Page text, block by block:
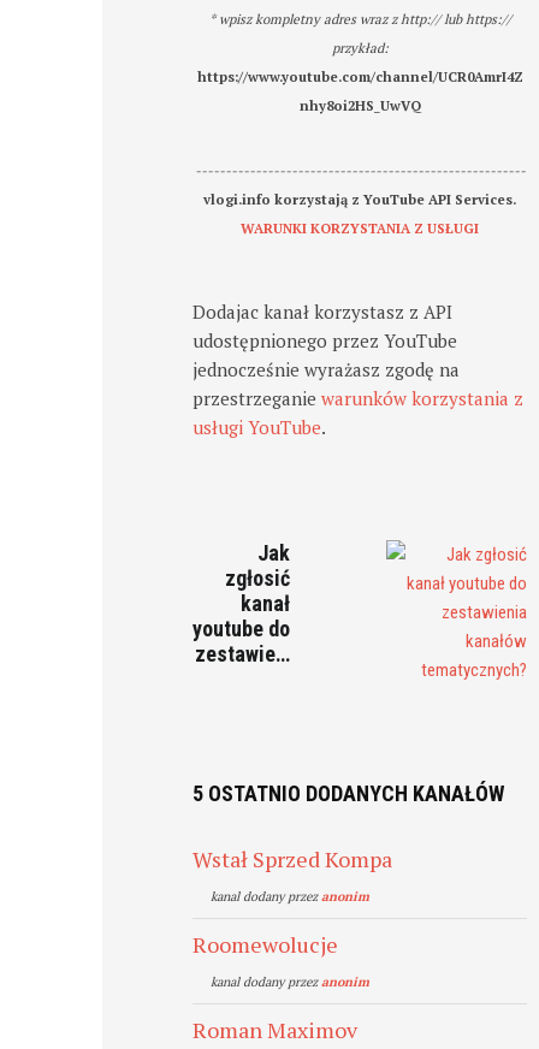
* wpisz kompletny adres wraz z http:// lub https://
przykład:
https://www.youtube.com/channel/UCR0AmrI4Z
nhy8oi2HS_UwVQ
-------------------------------------------------------
vlogi.info korzystają z YouTube API Services.
WARUNKI KORZYSTANIA Z USŁUGI
Dodajac kanał korzystasz z API
udostępnionego przez YouTube
jednocześnie wyrażasz zgodę na
przestrzeganiewarunków korzystania z
usługi YouTube.
Jak
zgłosić
kanał
youtube do
zestawie…
5 OSTATNIO DODANYCH KANAŁÓW
Wstał Sprzed Kompa
kanal dodany przezanonim
Roomewolucje
kanal dodany przezanonim
Roman Maximov